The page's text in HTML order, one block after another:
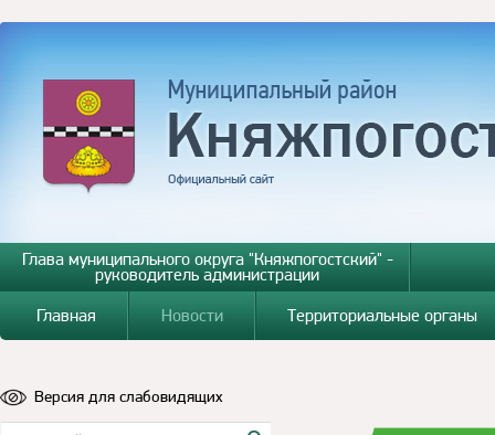
Глава муниципального округа "Княжпогостский" -
руководитель администрации
Главная
Новости Территориальные органы
Версия для слабовидящих